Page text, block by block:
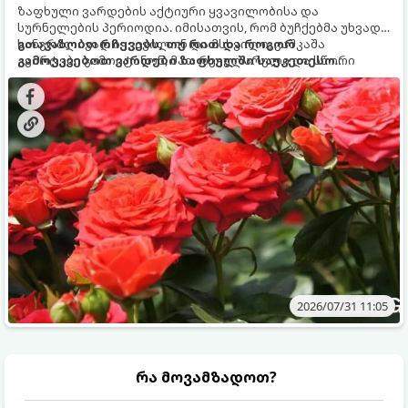
ზაფხული ვარდების აქტიური ყვავილობისა და
სურნელების პერიოდია. იმისათვის, რომ ბუჩქებმა უხვად,
ხანგრძლივად იყვავილონ და მსხვილი, კაშკაშა
კვირტები გამოიტანონ, მათ რეგულარული და სწორი
გამოკვება სჭირდებათ. ზაფხულის პერიოდში მცენარის
მოთხოვნილებები იცვლება, ამიტომ მნიშვნელოვანია
ვიცოდეთ, რომელი სასუქები გამოიყენება ამ დროს.
გთავაზობთ რჩევებს, თუ რით და როგორ
გამოვკვებოთ ვარდები ზაფხულში საუკეთესო
შედეგის მისაღწევად:
2026/07/31 11:05
რა მოვამზადოთ?